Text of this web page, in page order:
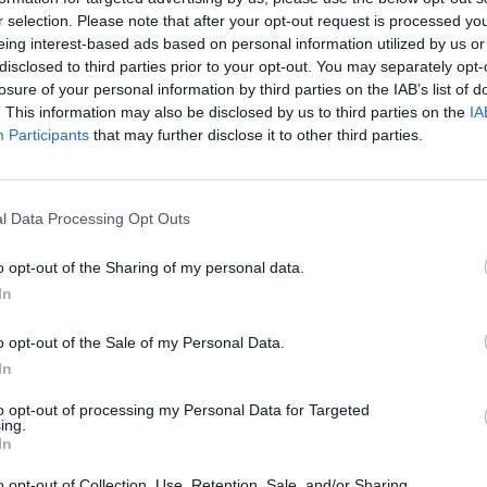
selection. Please note that after your opt-out request is processed
interest-based ads based on personal information utilized by us
to third parties prior to your opt-out. You may separately
of your personal information by third parties on the IAB’s list of
This information may also be disclosed by us to third parties on the
Participants that may further disclose it to other third parties.
Data Processing Opt Outs
opt-out of the Sharing of my personal data.
opt-out of the Sale of my Personal Data.
opt-out of processing my Personal Data for Targeted
men disse produktene henvender seg til
lukket radomantenne på 60 cm, mens Garmin er
Garmins råeste koster over 100 000,-.
Fi.
Den var første solid-state-radaren med lang
og strømsnill.
hva vi skrev om den da.